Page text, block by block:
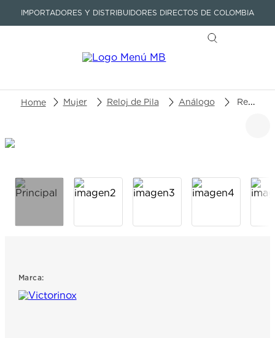
IMPORTADORES Y DISTRIBUIDORES DIRECTOS DE COLOMBIA
Buscar un producto o artículo
Mujer Reloj de Pila Análogo Reloj Victorinox Alliance XS 241879
Marca:
3.
tissot